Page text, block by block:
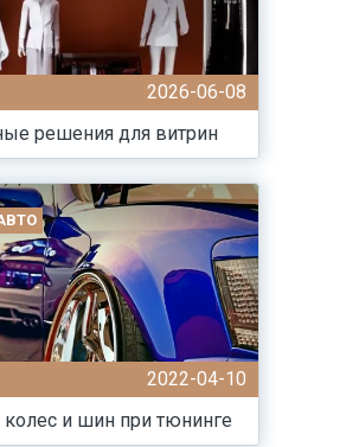
2026-06-08
решения для витрин
2022-04-10
и шин при тюнинге